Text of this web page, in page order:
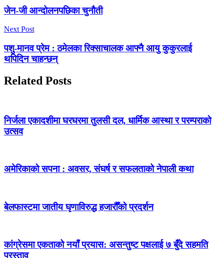
जेन-जी आन्दोलनपछिका चुनौती
Next Post
पशु-मानव प्रेम : ठमेलका रिक्साचालक आफ्नै आयु कुकुरलाई
थपिदिन चाहन्छन्
Related Posts
निर्जला एकादशीमा घरघरमा तुलसी दल, धार्मिक आस्था र परम्पराको
उत्सव
अमेरिकाको सपना : अवसर, संघर्ष र सफलताको नेपाली कथा
बेलफास्टमा जातीय घृणाविरुद्ध हजारौँको प्रदर्शन
कांग्रेसमा एकताको नयाँ प्रयास: असन्तुष्ट पक्षलाई ७ बुँदे सहमति
प्रस्ताव